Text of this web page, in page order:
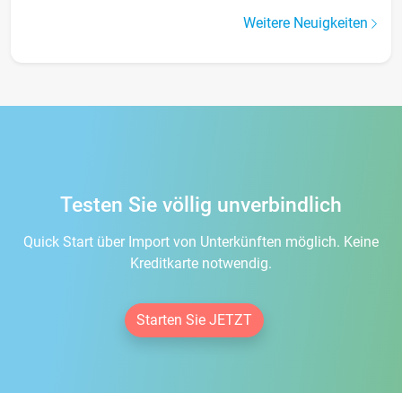
Weitere Neuigkeiten
Testen Sie völlig unverbindlich
Quick Start über Import von Unterkünften möglich. Keine
Kreditkarte notwendig.
Starten Sie JETZT